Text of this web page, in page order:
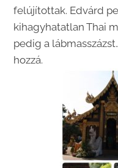
felújítottak. Edvárd
kihagyhatatlan Thai
pedig a
hozzá.